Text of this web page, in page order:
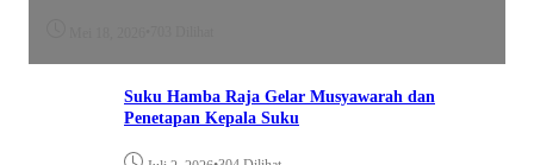
Suku Hamba Raja Gelar Musyawarah dan
Penetapan Kepala Suku